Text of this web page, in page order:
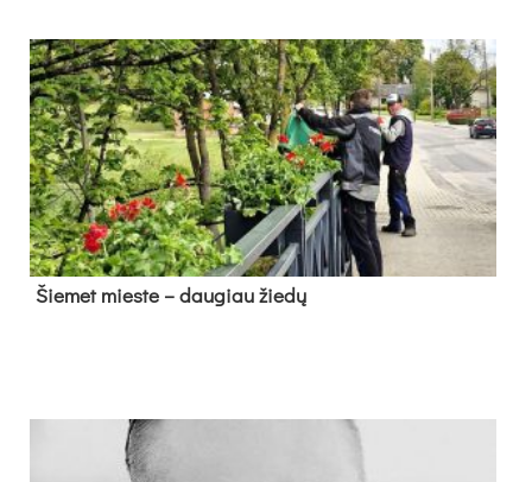
Šie­met mies­te – dau­giau žie­dų